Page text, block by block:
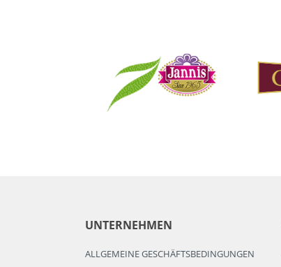
UNTERNEHMEN
ALLGEMEINE GESCHÄFTSBEDINGUNGEN